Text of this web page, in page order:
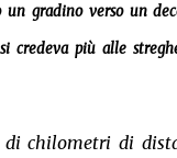
un gradino verso un
credeva più alle
di chilometri di